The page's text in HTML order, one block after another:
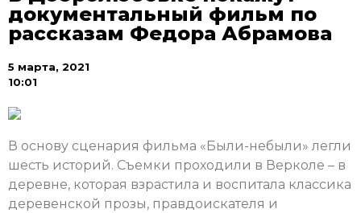
документальный фильм по
рассказам Федора Абрамова
5 марта, 2021
10:01
В основу сценария фильма «Были-небыли» легли
шесть историй. Съемки проходили в Верколе – в
деревне, которая взрастила и воспитала классика
деревенской прозы, правдоискателя и